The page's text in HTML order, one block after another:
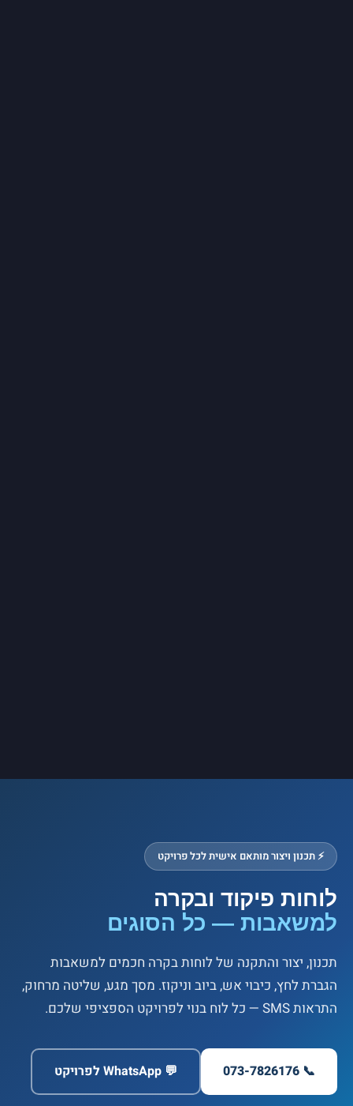
⚡ תכנון ויצור מותאם אישית לכל פרויקט
לוחות פיקוד ובקרה
למשאבות — כל הסוגים
תכנון, יצור והתקנה של לוחות בקרה חכמים למשאבות
הגברת לחץ, כיבוי אש, ביוב וניקוז. מסך מגע, שליטה מרחוק,
התראות SMS — כל לוח בנוי לפרויקט הספציפי שלכם.
📞 073-7826176 💬 WhatsApp לפרויקט